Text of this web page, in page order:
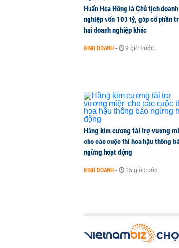
Huấn Hoa Hồng là Chủ tịch doanh
nghiệp vốn 100 tỷ, góp cổ phần
hai doanh nghiệp khác
KINH DOANH - 9 giờ trước
Hãng kim cương tài trợ vương
cho các cuộc thi hoa hậu thông
ngừng hoạt động
KINH DOANH - 15 giờ trước